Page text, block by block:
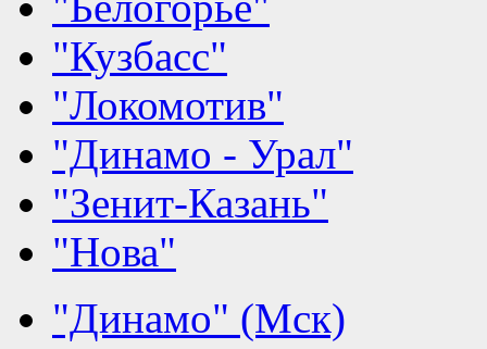
"Кузбасс"
"Локомотив"
"Динамо - Урал"
"Зенит-Казань"
"Нова"
"Динамо" (Мск)